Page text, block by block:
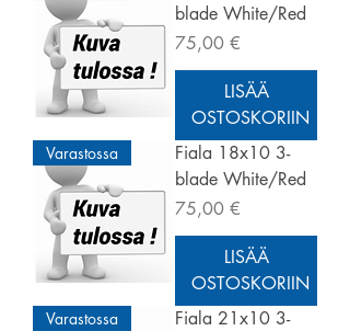
blade White/Red
Hinta
75,00 €
LISÄÄ
OSTOSKORIIN
Varastossa
Fiala 18x10 3-
blade White/Red
Hinta
75,00 €
LISÄÄ
OSTOSKORIIN
Varastossa
Fiala 21x10 3-